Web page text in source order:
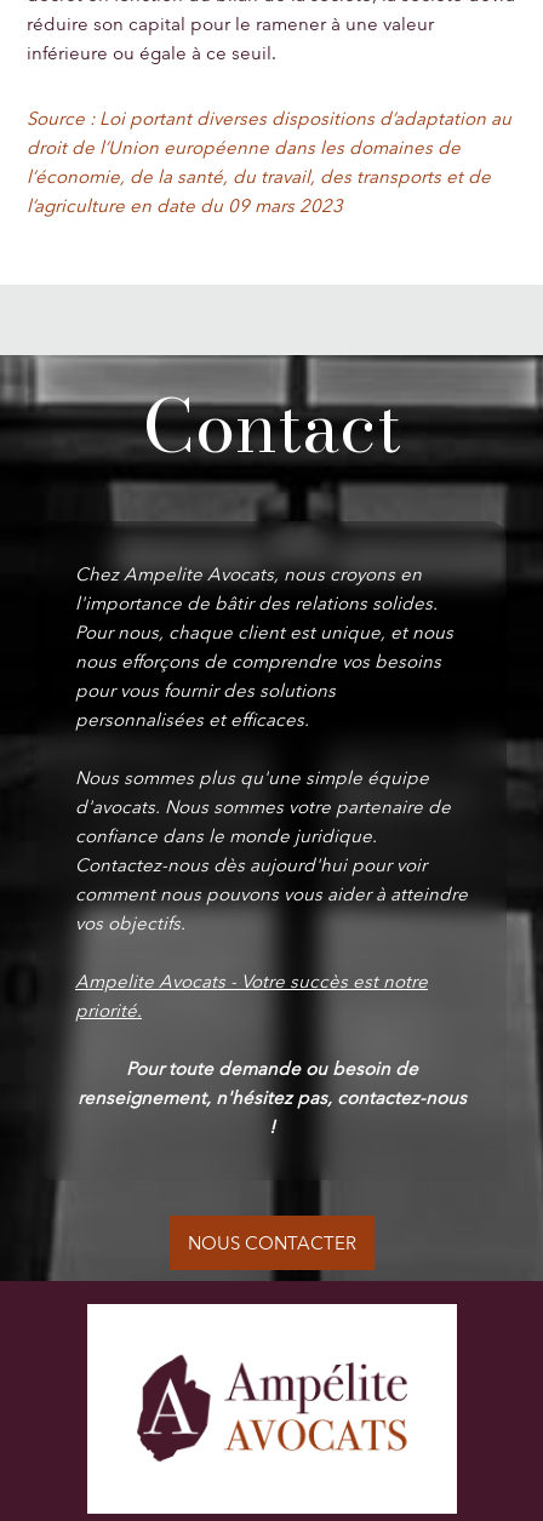
réduire son capital pour le ramener à une valeur
inférieure ou égale à ce seuil.
Source : Loi portant diverses dispositions d’adaptation au
droit de l’Union européenne dans les domaines de
l’économie, de la santé, du travail, des transports et de
l’agriculture en date du 09 mars 2023
Contact
Chez Ampelite Avocats, nous croyons en
l'importance de bâtir des relations solides.
Pour nous, chaque client est unique, et nous
nous efforçons de comprendre vos besoins
pour vous fournir des solutions
personnalisées et efficaces.
Nous sommes plus qu'une simple équipe
d'avocats. Nous sommes votre partenaire de
confiance dans le monde juridique.
Contactez-nous dès aujourd'hui pour voir
comment nous pouvons vous aider à atteindre
vos objectifs.
Ampelite Avocats - Votre succès est notre
priorité.
Pour toute demande ou besoin de
renseignement, n'hésitez pas, contactez-nous
!
NOUS CONTACTER